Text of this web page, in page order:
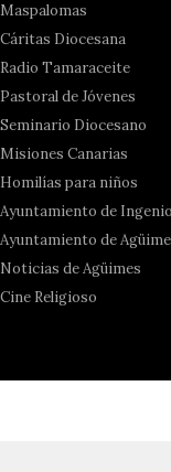
Maspalomas
Cáritas Diocesana
Radio Tamaraceite
Pastoral de Jóvenes
Seminario Diocesano
Misiones Canarias
Homilías para niños
Ayuntamiento de Ingenio
Ayuntamiento de
Noticias de Agüimes
Cine Religioso